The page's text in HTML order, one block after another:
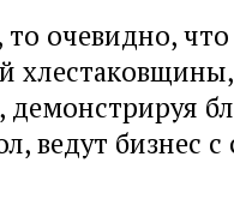
очевидно, что
ведут бизнес